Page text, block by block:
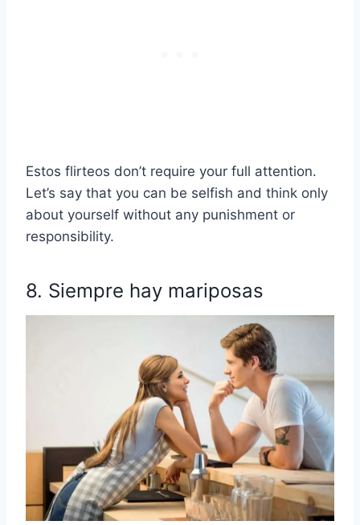
Estos flirteos don’t require your full attention.
Let’s say that you can be selfish and think only
about yourself without any punishment or
responsibility.
8. Siempre hay mariposas